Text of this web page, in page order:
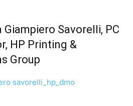
Savorelli, PC
HP Printing &
Group